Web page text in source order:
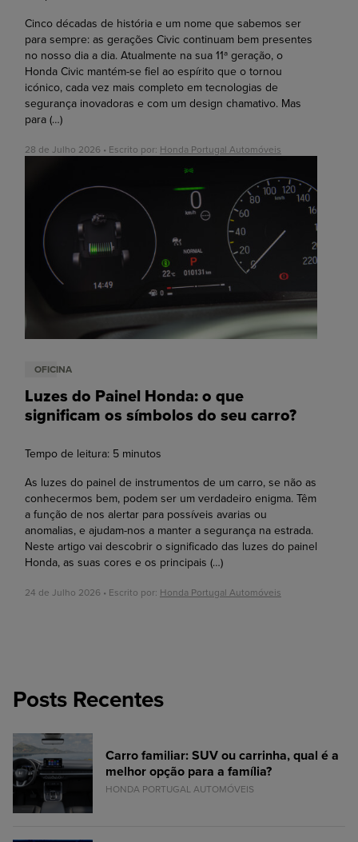
Cinco décadas de história e um nome que sabemos ser
para sempre: as gerações Civic continuam bem presentes
no nosso dia a dia. Atualmente na sua 11ª geração, o
Honda Civic mantém-se fiel ao espírito que o tornou
icónico, cada vez mais completo em tecnologias de
segurança inovadoras e com um design chamativo. Mas
para (…)
28 de Julho 2026 • Escrito por: Honda Portugal Automóveis
OFICINA
Luzes do Painel Honda: o que
significam os símbolos do seu carro?
Tempo de leitura: 5 minutos
As luzes do painel de instrumentos de um carro, se não as
conhecermos bem, podem ser um verdadeiro enigma. Têm
a função de nos alertar para possíveis avarias ou
anomalias, e ajudam-nos a manter a segurança na estrada.
Neste artigo vai descobrir o significado das luzes do painel
Honda, as suas cores e os principais (…)
24 de Julho 2026 • Escrito por: Honda Portugal Automóveis
Posts Recentes
Carro familiar: SUV ou carrinha, qual é a
melhor opção para a família?
HONDA PORTUGAL AUTOMÓVEIS